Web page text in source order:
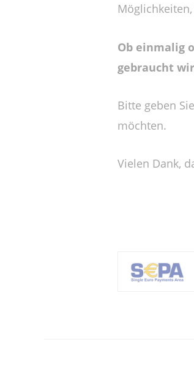
Ob einmalig
gebraucht
Bitte geben
möchten.
Vielen Dank,